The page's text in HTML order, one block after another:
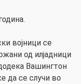
војници се
од илјадници
Вашингтон
да се случи во